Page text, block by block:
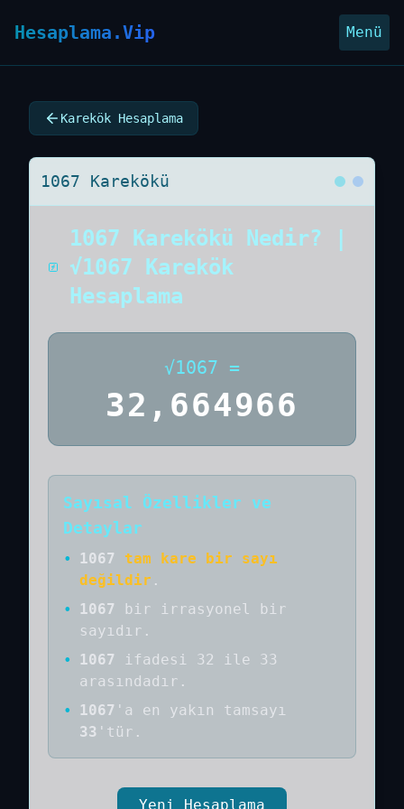
Hesaplama.Vip Menü
Karekök Hesaplama
1067 Karekökü
1067 Karekökü Nedir? |
√1067 Karekök
Hesaplama
√1067 =
32,664966
Sayısal Özellikler ve
Detaylar
• 1067
tam kare bir sayı
değildir .
•
1067 bir
irrasyonel bir
sayıdır .
•
1067
ifadesi 32 ile 33
arasındadır.
•
1067 'a en yakın tamsayı
33 'tür.
Yeni Hesaplama